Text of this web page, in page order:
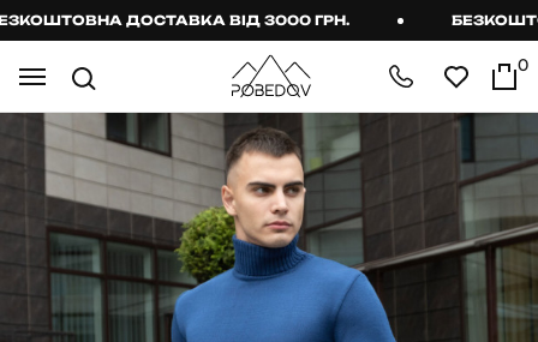
ДОСТАВКА ВІД 3000 ГРН.
0